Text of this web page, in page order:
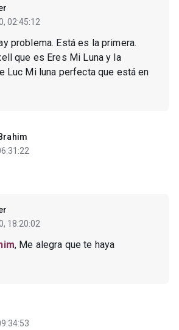
02:45:12
problema. Está es la primera.
que es Eres Mi Luna y la
Luc Mi luna perfecta que está en
18:20:02
, Me alegra que te haya